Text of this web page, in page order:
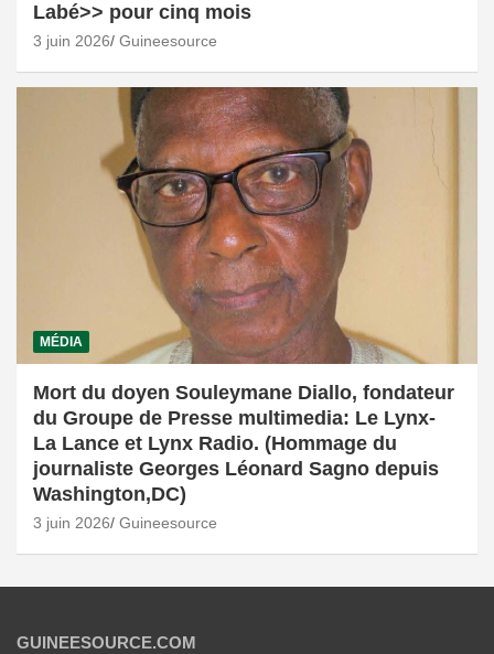
Labé>> pour cinq mois
3 juin 2026 Guineesource
MÉDIA
Mort du doyen Souleymane Diallo, fondateur
du Groupe de Presse multimedia: Le Lynx-
La Lance et Lynx Radio. (Hommage du
journaliste Georges Léonard Sagno depuis
Washington,DC)
3 juin 2026 Guineesource
GUINEESOURCE.COM